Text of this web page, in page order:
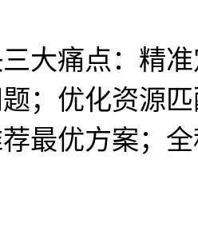
大痛点：精
；优化资源
最优方案；